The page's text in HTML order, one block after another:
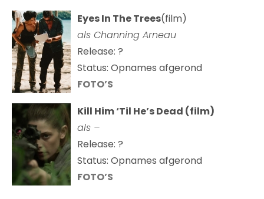
Eyes In The Trees(film)
als Channing Arneau
Release: ?
Status: Opnames afgerond
FOTO’S
Kill Him ‘Til He’s Dead (film)
als –
Release: ?
Status: Opnames afgerond
FOTO’S